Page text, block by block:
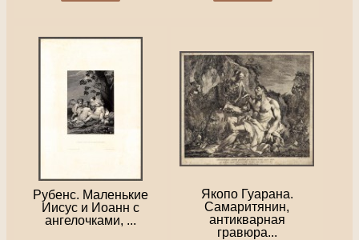
Рубенс. Маленькие
Иисус и Иоанн с
ангелочками, ...
Якопо Гуарана.
Самаритянин,
антикварная
гравюра...